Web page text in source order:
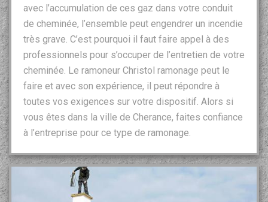
avec l’accumulation de ces gaz dans votre conduit
de cheminée, l’ensemble peut engendrer un incendie
très grave. C’est pourquoi il faut faire appel à des
professionnels pour s’occuper de l’entretien de votre
cheminée. Le ramoneur Christol ramonage peut le
faire et avec son expérience, il peut répondre à
toutes vos exigences sur votre dispositif. Alors si
vous êtes dans la ville de Cherance, faites confiance
à l’entreprise pour ce type de ramonage.